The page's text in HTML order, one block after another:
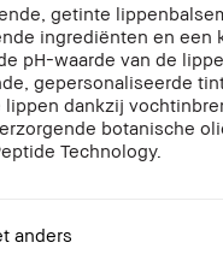
getinte
ingrediënten en een
pH-waarde van de
gepersonaliseerde
lippen dankzij
botanische
Technology.
anders